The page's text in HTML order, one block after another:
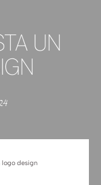
UN
logo design